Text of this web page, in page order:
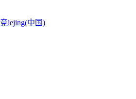
lejing(中国)